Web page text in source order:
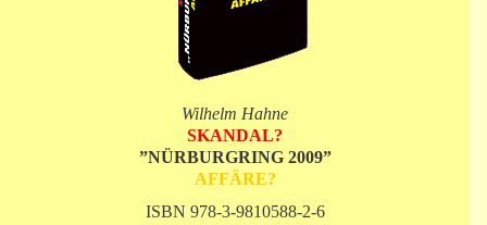
Wilhelm Hahne
SKANDAL?
”NÜRBURGRING 2009”
AFFÄRE?
ISBN 978-3-9810588-2-6